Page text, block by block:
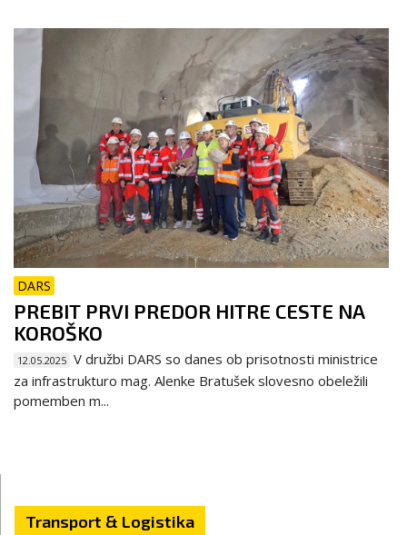
DARS
PREBIT PRVI PREDOR HITRE CESTE NA
KOROŠKO
12.05.2025 V družbi DARS so danes ob prisotnosti ministrice
za infrastrukturo mag. Alenke Bratušek slovesno obeležili
pomemben m...
Transport & Logistika